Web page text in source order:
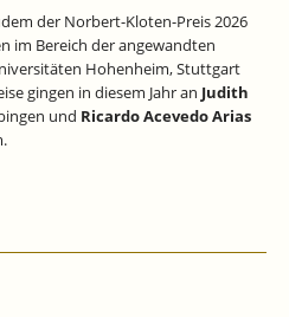
der Norbert-Kloten-Preis 2026
im Bereich der angewandten
Hohenheim, Stuttgart
gingen in diesem Jahr an Judith
und Ricardo Acevedo Arias